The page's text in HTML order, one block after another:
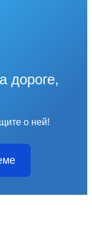
дороге,
о ней!